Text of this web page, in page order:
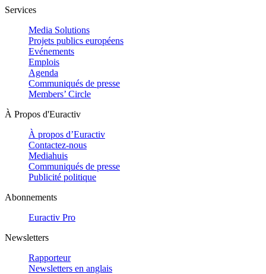
Services
Media Solutions
Projets publics européens
Evénements
Emplois
Agenda
Communiqués de presse
Members’ Circle
À Propos d'Euractiv
À propos d’Euractiv
Contactez-nous
Mediahuis
Communiqués de presse
Publicité politique
Abonnements
Euractiv Pro
Newsletters
Rapporteur
Newsletters en anglais